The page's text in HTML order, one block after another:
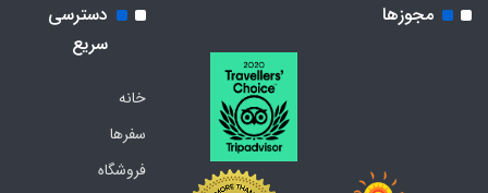
مجوزها
دسترسی
سریع
خانه
سفرها
فروشگاه